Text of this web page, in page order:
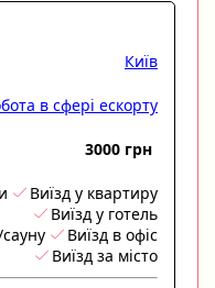
Київ
в сфері ескорту
3000 грн
Виїзд у квартиру
Виїзд у готель
Виїзд в офіс
Виїзд за місто